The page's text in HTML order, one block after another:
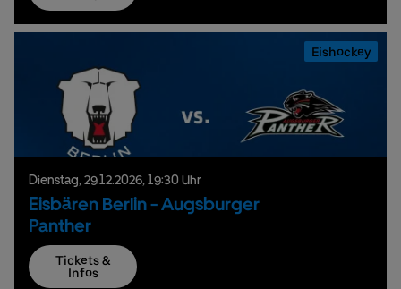
Eishockey
Dienstag,29.12.2026,19:30 Uhr
Eisbären Berlin - Augsburger
Panther
Tickets &
Infos